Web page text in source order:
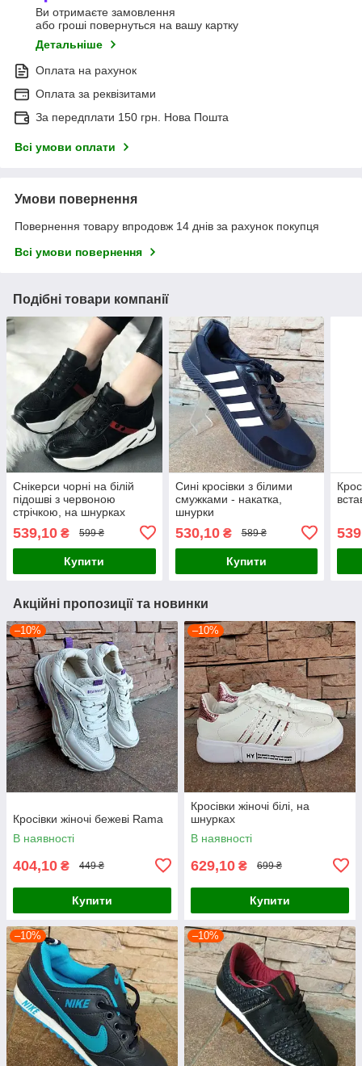
Ви отримаєте замовлення
або гроші повернуться на вашу картку
Детальніше
Оплата на рахунок
Оплата за реквізитами
За передплати 150 грн. Нова Пошта
Всі умови оплати
Умови повернення
Повернення товару впродовж 14 днів за рахунок покупця
Всі умови повернення
Подібні товари компанії
Снікерси чорні на білій
підошві з червоною
стрічкою, на шнурках
539,10 ₴ 599 ₴
Купити
Сині кросівки з білими
смужками - накатка,
шнурки
530,10₴ 589 ₴
Купити
Акційні пропозиції та новинки
–10%
Кросівки жіночі бежеві Rama
В наявності
404,10 ₴ 449 ₴
Купити
–10%
Кросівки жіночі білі, на
шнурках
В наявності
629,10 ₴ 699 ₴
Купити
–10% –10%